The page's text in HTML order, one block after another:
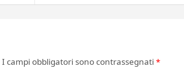
I campi obbligatori sono contrassegnati *